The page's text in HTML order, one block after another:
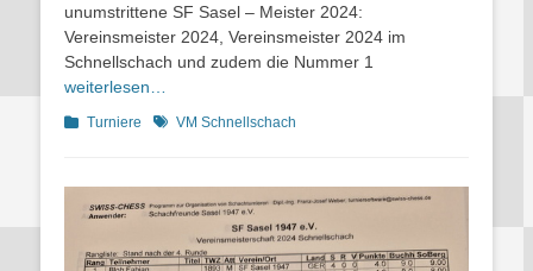
unumstrittene SF Sasel – Meister 2024:
Vereinsmeister 2024, Vereinsmeister 2024 im
Schnellschach und zudem die Nummer 1
weiterlesen…
Kategorien
Turniere Schlagworte
VM Schnellschach